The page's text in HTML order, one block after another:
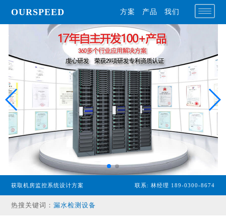
OURSPEED 方案 产品 我们
获取机房监控系统设计方案 联系: 林经理 189-0300-8674
热搜关键词：
专业型主机
漏水检测设备